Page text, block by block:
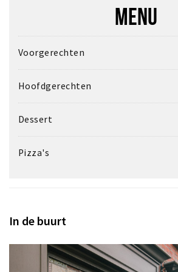
MENU
Voorgerechten
Hoofdgerechten
Dessert
Pizza's
In de buurt